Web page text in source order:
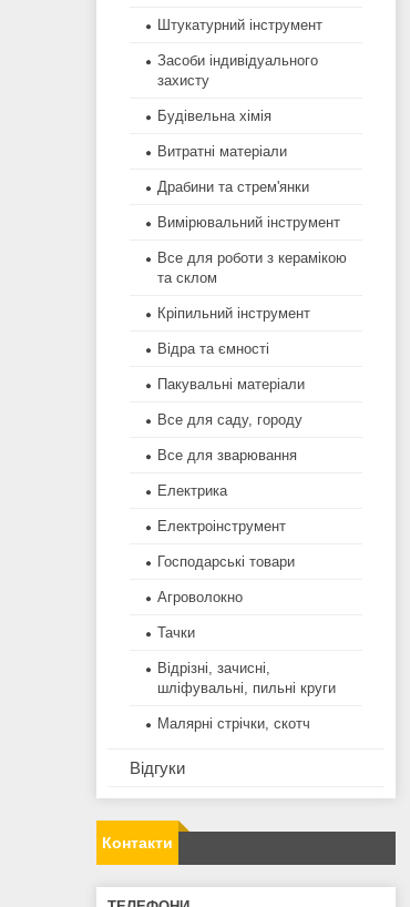
Штукатурний інструмент
Засоби індивідуального
захисту
Будівельна хімія
Витратні матеріали
Драбини та стрем'янки
Вимірювальний інструмент
Все для роботи з керамікою
та склом
Кріпильний інструмент
Відра та ємності
Пакувальні матеріали
Все для саду, городу
Все для зварювання
Електрика
Електроінструмент
Господарські товари
Агроволокно
Тачки
Відрізні, зачисні,
шліфувальні, пильні круги
Малярні стрічки, скотч
Відгуки
Контакти